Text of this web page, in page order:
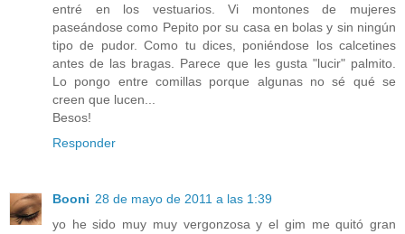
entré en los vestuarios. Vi montones de mujeres
paseándose como Pepito por su casa en bolas y sin ningún
tipo de pudor. Como tu dices, poniéndose los calcetines
antes de las bragas. Parece que les gusta "lucir" palmito.
Lo pongo entre comillas porque algunas no sé qué se
creen que lucen...
Besos!
Responder
Booni 28 de mayo de 2011 a las 1:39
yo he sido muy muy vergonzosa y el gim me quitó gran